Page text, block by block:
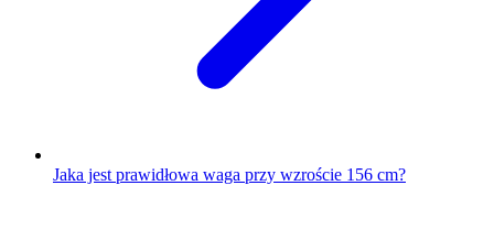
Jaka jest prawidłowa waga przy wzroście 156 cm?